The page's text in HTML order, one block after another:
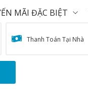
MÃI ĐẶC BIỆT
Thanh Toán Tại Nhà